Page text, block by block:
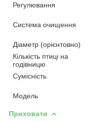
Регулювання
Система очищення
Діаметр (орієнтовно)
Кількість птиці на
годівницю
Сумісність
Модель
Приховати